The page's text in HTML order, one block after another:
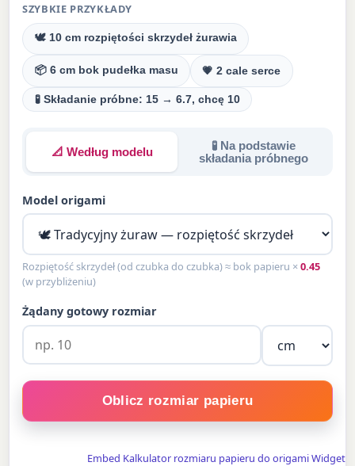
SZYBKIE PRZYKŁADY
🕊 10 cm rozpiętości skrzydeł żurawia
📦 6 cm bok pudełka masu 💗 2 cale serce
🧪 Składanie próbne: 15 → 6.7, chcę 10
📐 Według modelu
🧪 Na podstawie
składania próbnego
Model origami
Rozpiętość skrzydeł (od czubka do czubka) ≈ bok papieru ×0.45
(w przybliżeniu)
Żądany gotowy rozmiar
Oblicz rozmiar papieru
Embed Kalkulator rozmiaru papieru do origami Widget